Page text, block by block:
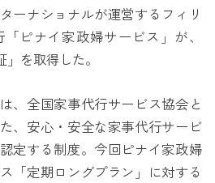
ーナショナルが運営するフィリ
ピナイ家政婦サービス」が、
」を取得した。
、全国家事代行サービス協会と
、安心・安全な家事代行サービ
定する制度。今回ピナイ家政婦
「定期ロングプラン」に対する